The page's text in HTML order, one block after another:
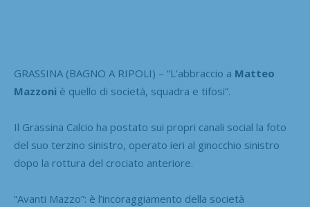
GRASSINA (BAGNO A RIPOLI) – “L’abbraccio a Matteo
Mazzoni è quello di società, squadra e tifosi”.
Il Grassina Calcio ha postato sui propri canali social la foto
del suo terzino sinistro, operato ieri al ginocchio sinistro
dopo la rottura del crociato anteriore.
“Avanti Mazzo”: è l’incoraggiamento della società